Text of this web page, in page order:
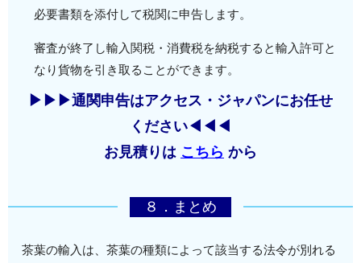
必要書類を添付して税関に申告します。
審査が終了し輸入関税・消費税を納税すると輸入許可と
なり貨物を引き取ることができます。
▶▶▶通関申告はアクセス・ジャパンにお任せ
ください◀◀◀
お見積りは こちら から
８．まとめ
茶葉の輸入は、茶葉の種類によって該当する法令が別れる